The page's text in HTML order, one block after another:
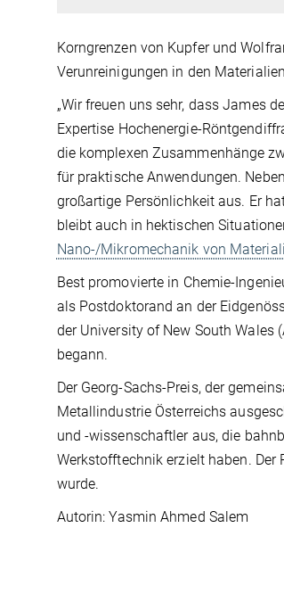
Korngrenzen von Kupfer und
Verunreinigungen in den
„Wir freuen uns sehr, dass James
Expertise Hochenergie-
die komplexen Zusammenhänge
für praktische Anwendungen.
großartige Persönlichkeit aus. Er
bleibt auch in hektischen
Nano-/Mikromechanik von
Best promovierte in Chemie-
als Postdoktorand an der
der University of New South Wales
begann.
Der Georg-Sachs-Preis, der
Metallindustrie Österreichs
und -wissenschaftler aus, die
Werkstofftechnik erzielt haben.
wurde.
Autorin: Yasmin Ahmed Salem